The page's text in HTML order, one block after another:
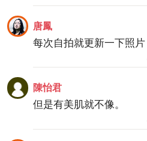
唐鳳
每次自拍就更新一下照片
陳怡君
但是有美肌就不像。